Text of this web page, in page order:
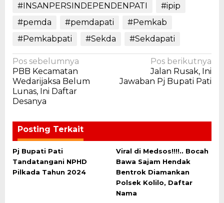
#INSANPERSINDEPENDENPATI
#ipip
#pemda
#pemdapati
#Pemkab
#Pemkabpati
#Sekda #Sekdapati
Navigasi
pos
Pos sebelumnya
PBB Kecamatan
Wedarijaksa Belum
Lunas, Ini Daftar
Desanya
Pos berikutnya
Jalan Rusak, Ini
Jawaban Pj Bupati Pati
Posting Terkait
Pj Bupati Pati
Tandatangani NPHD
Pilkada Tahun 2024
Viral di Medsos!!!!.. Bocah
Bawa Sajam Hendak
Bentrok Diamankan
Polsek Kolilo, Daftar
Nama